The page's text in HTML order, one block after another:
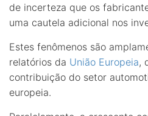
de incerteza que os
uma cautela adicional nos
Estes fenômenos são
relatórios da União Europeia,
contribuição do setor
europeia.